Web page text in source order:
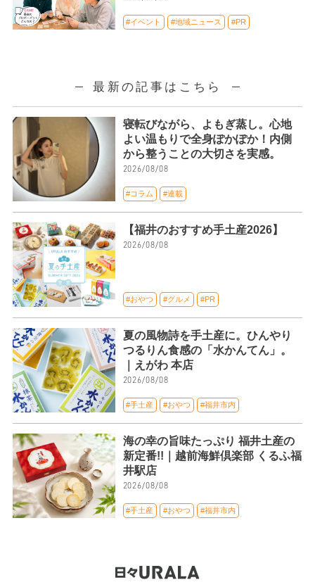
#イベント #地域ニュース #PR
最新の記事はこちら
寝転びながら、よもぎ蒸し。心地
よい温もりで全身ぽかぽか！内側
から整うことの大切さを実感。
2026/08/08
#コラム #連載
【福井のおすすめ手土産2026】
2026/08/08
#おやつ #グルメ #PR
夏の風物詩を手土産に。ひんやり
つるりん食感の「水かんてん」。
｜えがわ 本店
2026/08/08
#手土産 #おやつ #福井市内
海の幸の旨味たっぷり 福井土産の
新定番!!｜越前海鮮倶楽部 くるふ福
井駅店
2026/08/08
#手土産 #おやつ #福井市内